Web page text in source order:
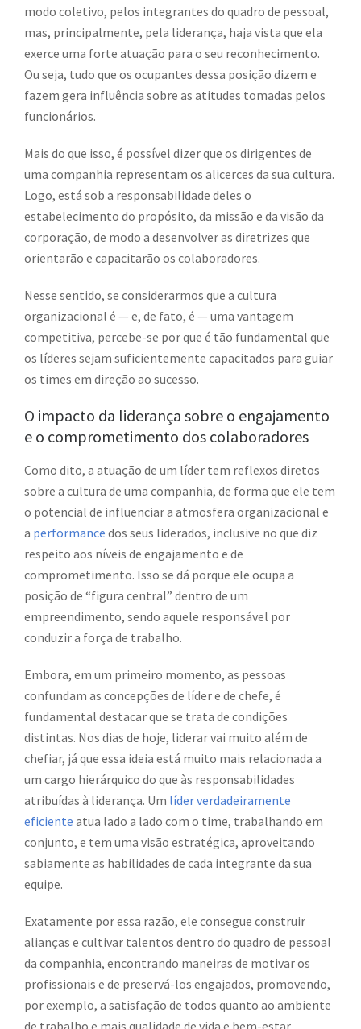
modo coletivo, pelos integrantes do quadro de pessoal,
mas, principalmente, pela liderança, haja vista que ela
exerce uma forte atuação para o seu reconhecimento.
Ou seja, tudo que os ocupantes dessa posição dizem e
fazem gera influência sobre as atitudes tomadas pelos
funcionários.
Mais do que isso, é possível dizer que os dirigentes de
uma companhia representam os alicerces da sua cultura.
Logo, está sob a responsabilidade deles o
estabelecimento do propósito, da missão e da visão da
corporação, de modo a desenvolver as diretrizes que
orientarão e capacitarão os colaboradores.
Nesse sentido, se considerarmos que a cultura
organizacional é — e, de fato, é — uma vantagem
competitiva, percebe-se por que é tão fundamental que
os líderes sejam suficientemente capacitados para guiar
os times em direção ao sucesso.
O impacto da liderança sobre o engajamento
e o comprometimento dos colaboradores
Como dito, a atuação de um líder tem reflexos diretos
sobre a cultura de uma companhia, de forma que ele tem
o potencial de influenciar a atmosfera organizacional e
a performance dos seus liderados, inclusive no que diz
respeito aos níveis de engajamento e de
comprometimento. Isso se dá porque ele ocupa a
posição de “figura central” dentro de um
empreendimento, sendo aquele responsável por
conduzir a força de trabalho.
Embora, em um primeiro momento, as pessoas
confundam as concepções de líder e de chefe, é
fundamental destacar que se trata de condições
distintas. Nos dias de hoje, liderar vai muito além de
chefiar, já que essa ideia está muito mais relacionada a
um cargo hierárquico do que às responsabilidades
atribuídas à liderança. Um líder verdadeiramente
eficiente atua lado a lado com o time, trabalhando em
conjunto, e tem uma visão estratégica, aproveitando
sabiamente as habilidades de cada integrante da sua
equipe.
Exatamente por essa razão, ele consegue construir
alianças e cultivar talentos dentro do quadro de pessoal
da companhia, encontrando maneiras de motivar os
profissionais e de preservá-los engajados, promovendo,
por exemplo, a satisfação de todos quanto ao ambiente